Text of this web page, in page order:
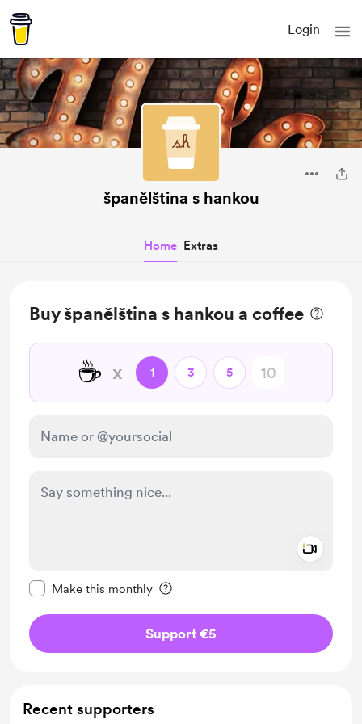
Login
španělština s hankou
Home Extras
Buy španělština s hankou a coffee
☕ x 1 3 5
Make this monthly
Support €5
Recent supporters